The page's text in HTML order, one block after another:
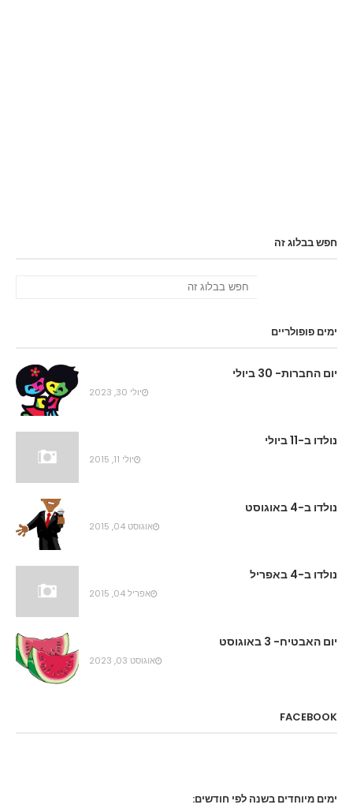
חפש בבלוג זה
ימים פופולריים
יום החברות- 30 ביולי
יולי 30, 2023
נולדו ב-11 ביולי
יולי 11, 2015
נולדו ב-4 באוגוסט
אוגוסט 04, 2015
נולדו ב-4 באפריל
אפריל 04, 2015
יום האבטיח- 3 באוגוסט
אוגוסט 03, 2023
FACEBOOK
ימים מיוחדים בשנה לפי חודשים: